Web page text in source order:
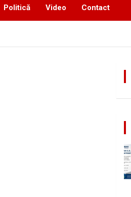
Politică Video Contact